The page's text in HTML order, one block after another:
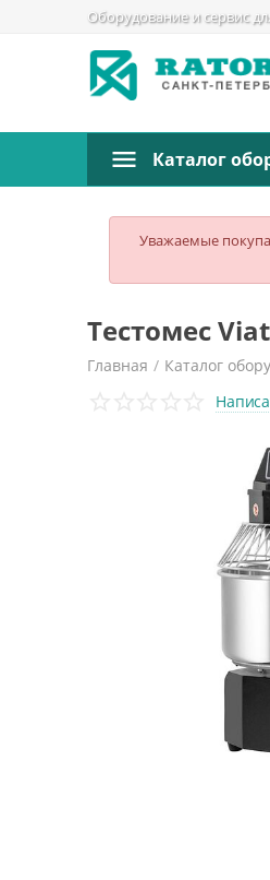
Оборудование и сервис
Каталог
Уважаемые
Тестомес
Главная / Каталог